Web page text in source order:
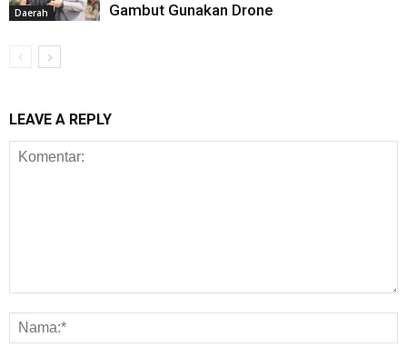
Daerah
Gambut Gunakan Drone
LEAVE A REPLY